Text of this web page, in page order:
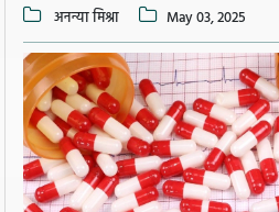
अनन्या मिश्रा May 03, 2025